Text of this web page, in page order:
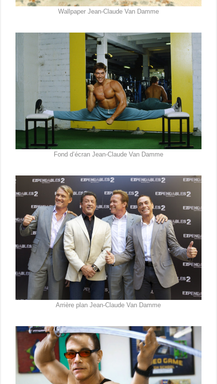
Wallpaper Jean-Claude Van Damme
Fond d’écran Jean-Claude Van Damme
Arrière plan Jean-Claude Van Damme